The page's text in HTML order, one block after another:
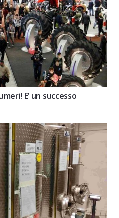
E’ un successo